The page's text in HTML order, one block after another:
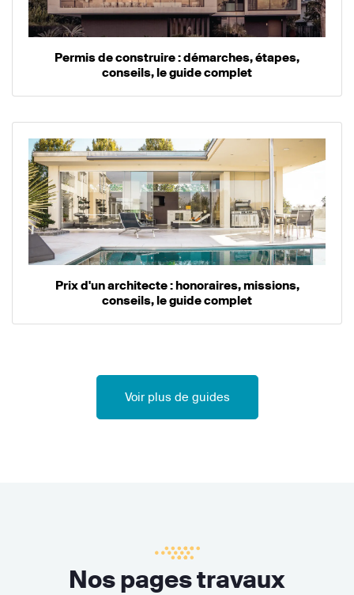
Permis de construire : démarches, étapes,
conseils, le guide complet
Prix d'un architecte : honoraires, missions,
conseils, le guide complet
Voir plus de guides
Nos pages travaux